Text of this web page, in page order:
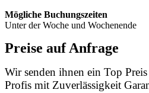
Mögliche Buchungszeiten
Unter der Woche und Wochenende
Preise auf Anfrage
Wir senden ihnen ein Top
Profis mit Zuverlässigkeit